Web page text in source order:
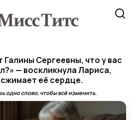
Галины Сергеевны, что у вас
— воскликнула Лариса,
её сердце.
одно слово, чтобы всё изменить.